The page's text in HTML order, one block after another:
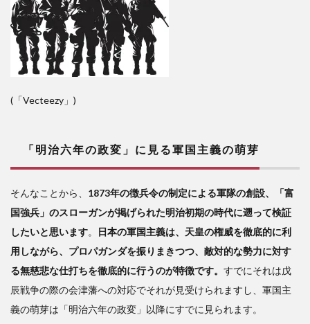
(「Vecteezy」)
「明治六年の政変」に見る軍国主義の萌芽
そんなことから、 1873年の徴兵令の制定による軍隊の創設、「富
国強兵」のスローガンが掲げられた明治初期の時代に遡って検証
したいと思います。
日本の軍国主義は、天皇の権威を徹底的に利
用しながら、プロパガンダを振りまきつつ、敵対的な勢力に対す
る無慈悲な仕打ちを徹底的に行うのが特徴です。 すでにそれは戊
辰戦争の際の会津藩への対応でそれが見受けられますし、軍国主
義の萌芽は「明治六年の政変」以降にすでに見られます。